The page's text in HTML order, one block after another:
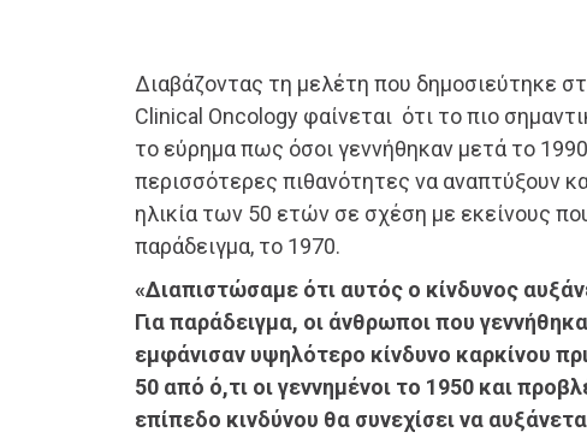
Διαβάζοντας τη μελέτη που δημοσιεύτηκε
Clinical Oncology φαίνεται ότι το πιο
το εύρημα πως όσοι γεννήθηκαν μετά το
περισσότερες πιθανότητες να αναπτύξουν
ηλικία των 50 ετών σε σχέση με εκείνους
παράδειγμα, το 1970.
«Διαπιστώσαμε ότι αυτός ο κίνδυνος
Για παράδειγμα, οι άνθρωποι που
εμφάνισαν υψηλότερο κίνδυνο καρκίνου
50 από ό,τι οι γεννημένοι το 1950 και
επίπεδο κινδύνου θα συνεχίσει να